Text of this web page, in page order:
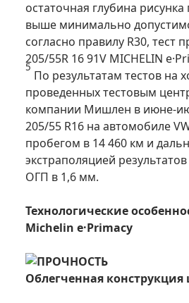
остаточная глубина
выше минимально
согласно правилу R30, тест
205/55R 16 91V MICHELIN
5
По результатам тестов на
проведенных тестовым
компании Мишлен в июне-
205/55 R16 на автомобиле
пробегом в 14 460 км и
экстраполяцией
ОГП в 1,6 мм.
Технологические
Michelin e·Primacy
ПРОЧНОСТЬ
Облегченная